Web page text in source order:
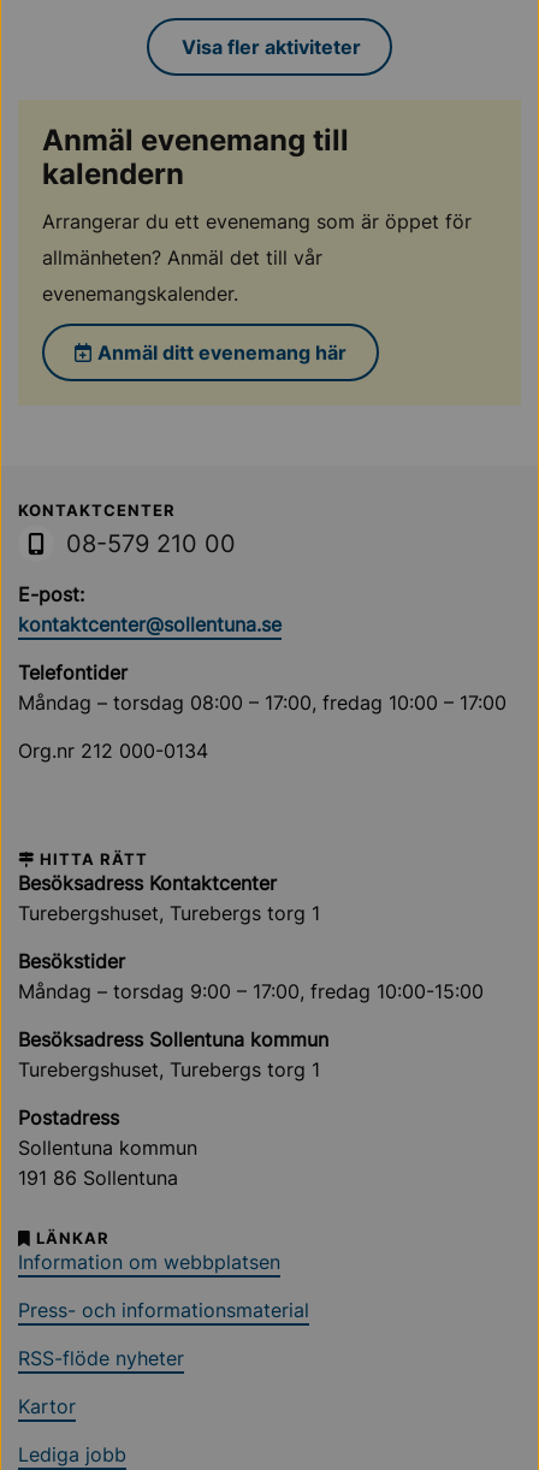
Visa fler aktiviteter
Anmäl evenemang till
kalendern
Arrangerar du ett evenemang som är öppet för
allmänheten? Anmäl det till vår
evenemangskalender.
Anmäl ditt evenemang här
Sollentuna Kommun
KONTAKTCENTER
08-579 210 00
E-post:
kontaktcenter@sollentuna.se
Telefontider
Måndag – torsdag 08:00 – 17:00, fredag 10:00 – 17:00
Org.nr 212 000-0134
HITTA RÄTT
Besöksadress Kontaktcenter
Turebergshuset, Turebergs torg 1
Besökstider
Måndag – torsdag 9:00 – 17:00, fredag 10:00-15:00
Besöksadress Sollentuna kommun
Turebergshuset, Turebergs torg 1
Postadress
Sollentuna kommun
191 86 Sollentuna
LÄNKAR
Information om webbplatsen
Press- och informationsmaterial
RSS-flöde nyheter
Kartor
Lediga jobb